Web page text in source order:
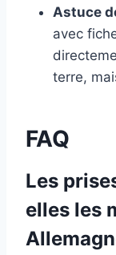
Astuce
avec
terre,
FAQ
Les
elles les